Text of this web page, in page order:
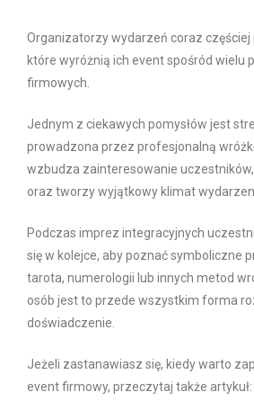
Organizatorzy wydarzeń coraz częściej
które wyróżnią ich event spośród wielu
firmowych.
Jednym z ciekawych pomysłów jest
prowadzona przez profesjonalną
wzbudza zainteresowanie
oraz tworzy wyjątkowy klimat
Podczas imprez integracyjnych
się w kolejce, aby poznać symboliczne
tarota, numerologii lub innych metod
osób jest to przede wszystkim forma
doświadczenie.
Jeżeli zastanawiasz się, kiedy warto
event firmowy, przeczytaj także artykuł: